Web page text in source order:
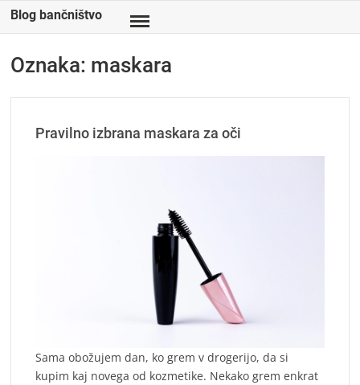
SkipBlog bančništvo
Oznaka: maskara
Pravilno izbrana maskara za oči
Sama obožujem dan, ko grem v drogerijo, da si
kupim kaj novega od kozmetike. Nekako grem enkrat